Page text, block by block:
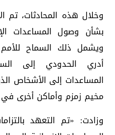
وخلال هذه المحادثات، تم
بشأن وصول المساعدات
ويشمل ذلك السماح
أدري الحدودي إلى
المساعدات إلى الأشخاص
مخيم زمزم وأماكن أخرى في
وزادت: «تم التعهد